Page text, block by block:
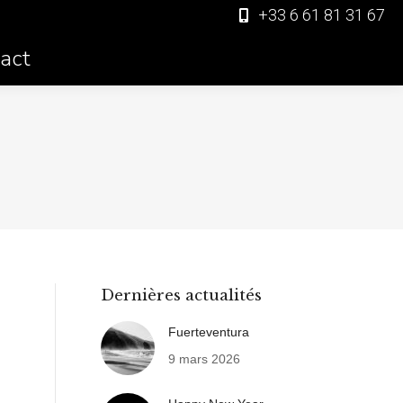
+33 6 61 81 31 67
Dernières actualités
Fuerteventura
9 mars 2026